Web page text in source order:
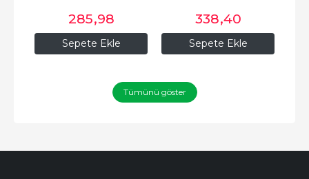
Sepete Ekle
285,98
Sepete Ekle
338,40
Tümünü göster